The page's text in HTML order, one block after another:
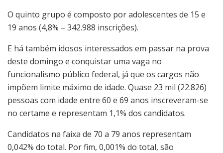
O quinto grupo é composto por adolescentes de 15 e
19 anos (4,8% – 342.988 inscrições).
E há também idosos interessados em passar na prova
deste domingo e conquistar uma vaga no
funcionalismo público federal, já que os cargos não
impõem limite máximo de idade. Quase 23 mil (22.826)
pessoas com idade entre 60 e 69 anos inscreveram-se
no certame e representam 1,1% dos candidatos.
Candidatos na faixa de 70 a 79 anos representam
0,042% do total. Por fim, 0,001% do total, são